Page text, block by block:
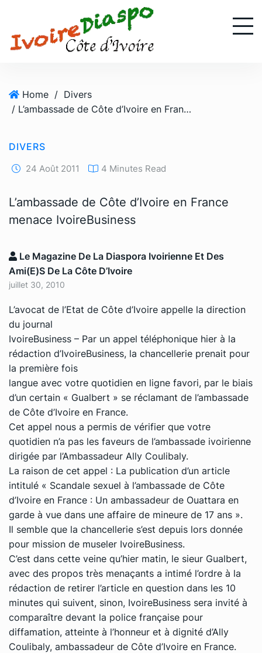
Home / Divers
/ L’ambassade de Côte d’Ivoire en France menace IvoireBusiness
DIVERS
24 Août 2011 4 Minutes Read
L’ambassade de Côte d’Ivoire en France
menace IvoireBusiness
Le Magazine De La Diaspora Ivoirienne Et Des
Ami(e)s De La Côte D’Ivoire
juillet 30, 2010
L’avocat de l’Etat de Côte d’Ivoire appelle la direction
du journal
IvoireBusiness – Par un appel téléphonique hier à la
rédaction d’IvoireBusiness, la chancellerie prenait pour
la première fois
langue avec votre quotidien en ligne favori, par le biais
d’un certain « Gualbert » se réclamant de l’ambassade
de Côte d’Ivoire en France.
Cet appel nous a permis de vérifier que votre
quotidien n’a pas les faveurs de l’ambassade ivoirienne
dirigée par l’Ambassadeur Ally Coulibaly.
La raison de cet appel : La publication d’un article
intitulé « Scandale sexuel à l’ambassade de Côte
d’Ivoire en France : Un ambassadeur de Ouattara en
garde à vue dans une affaire de mineure de 17 ans ».
Il semble que la chancellerie s’est depuis lors donnée
pour mission de museler IvoireBusiness.
C’est dans cette veine qu’hier matin, le sieur Gualbert,
avec des propos très menaçants a intimé l’ordre à la
rédaction de retirer l’article en question dans les 10
minutes qui suivent, sinon, IvoireBusiness sera invité à
comparaître devant la police française pour
diffamation, atteinte à l’honneur et à dignité d’Ally
Coulibaly, ambassadeur de Côte d’Ivoire en France.